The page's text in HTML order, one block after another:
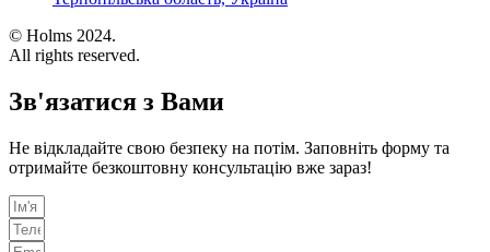
© Holms 2024.
All rights reserved.
Зв'язатися з Вами
Не відкладайте свою безпеку на потім. Заповніть форму та
отримайте безкоштовну консультацію вже зараз!